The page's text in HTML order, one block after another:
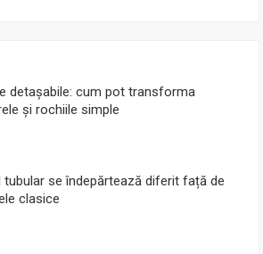
detașabile: cum pot transforma
și rochiile simple
tubular se îndepărtează diferit față de
clasice